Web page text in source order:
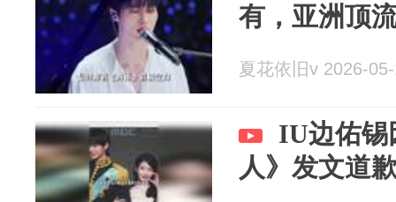
有，亚洲顶
夏花依旧v 2026-
IU边佑锡
人》发文道